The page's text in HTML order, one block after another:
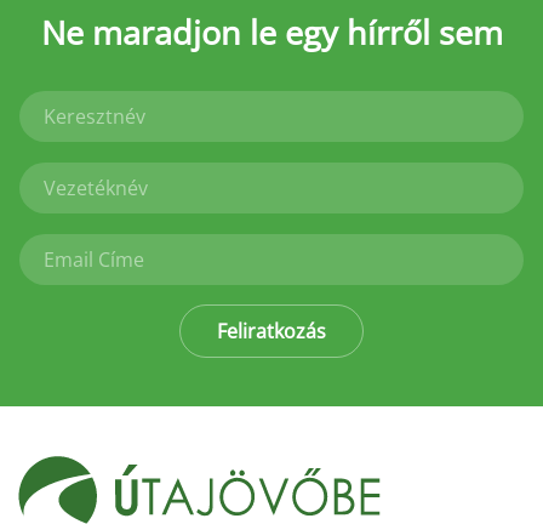
Ne maradjon le egy hírről sem
Feliratkozás